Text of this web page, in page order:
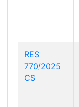
RES
770/2025
CS